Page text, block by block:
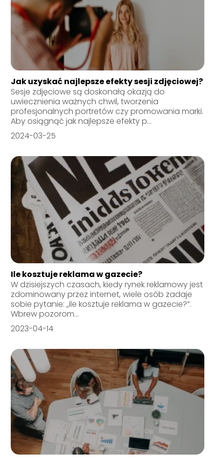
Jak uzyskać najlepsze efekty sesji zdjęciowej?
Sesje zdjęciowe są doskonałą okazją do
uwiecznienia ważnych chwil, tworzenia
profesjonalnych portretów czy promowania marki.
Aby osiągnąć jak najlepsze efekty p...
2024-03-25
Ile kosztuje reklama w gazecie?
W dzisiejszych czasach, kiedy rynek reklamowy jest
zdominowany przez internet, wiele osób zadaje
sobie pytanie: „ile kosztuje reklama w gazecie?”.
Wbrew pozorom...
2023-04-14